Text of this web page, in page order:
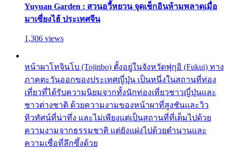
Yuyuan Garden : สวนอวี้หยวน จุดเช็กอินห้ามพลาดเมื่อ
มาเซี่ยงไฮ้ ประเทศจีน
1,306 views
หน้าผาโทจินโบ (Tojinbo) ตั้งอยู่ในจังหวัดฟุกุอิ (Fukui) ทาง
ภาคตะวันออกของประเทศญี่ปุ่น เป็นหนึ่งในสถานที่ท่อง
เที่ยวที่ได้รับความนิยมจากทั้งนักท่องเที่ยวชาวญี่ปุ่นและ
ชาวต่างชาติ ด้วยความงามของหน้าผาที่สูงชันและวิว
ทิวทัศน์ที่น่าทึ่ง และไม่เพียงแต่เป็นสถานที่ที่เต็มไปด้วย
ความงามจากธรรมชาติ แต่ยังแฝงไปด้วยตำนานและ
ความเชื่อที่ลึกซึ้งด้วย